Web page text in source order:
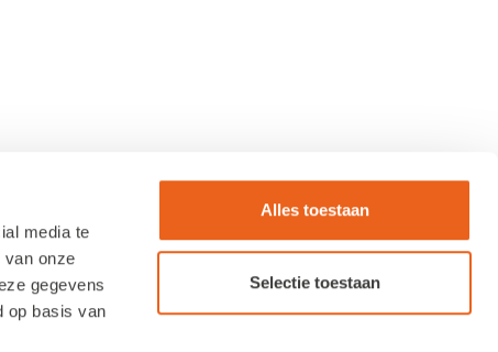
media te
van onze
gegevens
op basis van
Alles toestaan
Selectie toestaan